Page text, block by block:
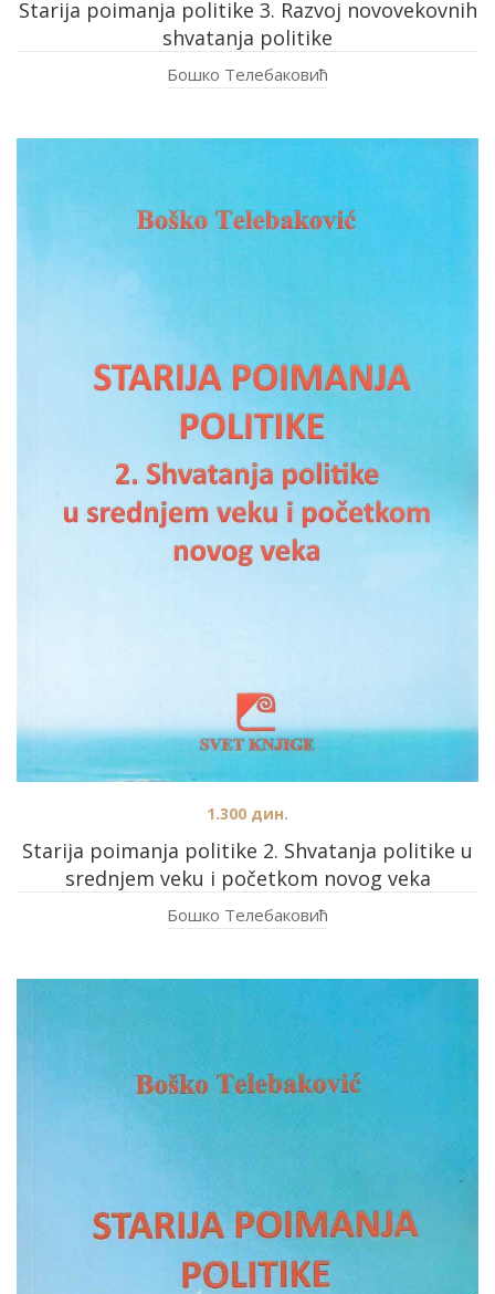
Starija poimanja politike 3. Razvoj novovekovnih
shvatanja politike
Бошко Телебаковић
Starija poimanja politike 2. Shvatanja politike u
srednjem veku i početkom novog veka
1.300 дин.
Бошко Телебаковић